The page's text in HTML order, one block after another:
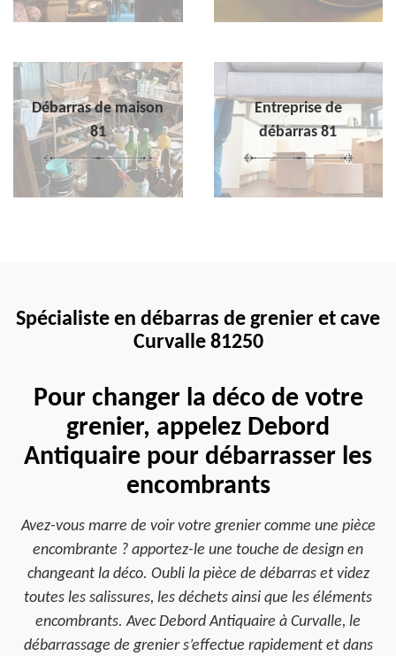
Débarras de maison
81
Entreprise de
débarras 81
Spécialiste en débarras de grenier et cave
Curvalle 81250
Pour changer la déco de votre
grenier, appelez Debord
Antiquaire pour débarrasser les
encombrants
Avez-vous marre de voir votre grenier comme une pièce
encombrante ? apportez-le une touche de design en
changeant la déco. Oubli la pièce de débarras et videz
toutes les salissures, les déchets ainsi que les éléments
encombrants. Avec Debord Antiquaire à Curvalle, le
débarrassage de grenier s’effectue rapidement et dans